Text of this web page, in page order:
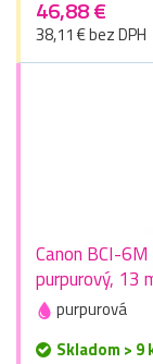
46,88 €
38,11 € bez DPH
Canon BCI-
purpurový, 13
purpurová
Skladom > 9